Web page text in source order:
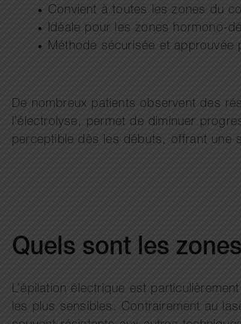
Convient à toutes les zones du
Idéale pour les zones hormono-
Méthode sécurisée et approuvée
De nombreux patients observent des
l’électrolyse, permet de diminuer
perceptible dès les débuts, offrant une
Quels sont les
L’épilation électrique est
les plus sensibles. Contrairement au